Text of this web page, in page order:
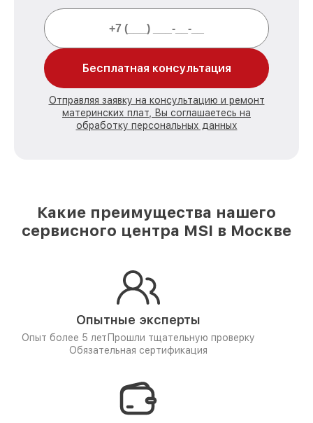
Бесплатная консультация
Отправляя заявку на консультацию и ремонт
материнских плат, Вы соглашаетесь на
обработку персональных данных
Какие преимущества нашего
сервисного центра MSI в Москве
Опытные эксперты
Опыт более 5 лет Прошли тщательную проверку
Обязательная сертификация